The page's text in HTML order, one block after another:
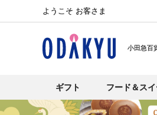
ようこそ お客さま
小田急百
ギフト フード＆ス